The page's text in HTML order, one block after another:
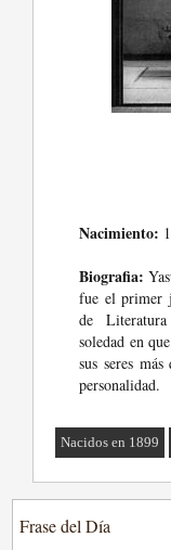
Nacimiento:
Biografia:
fue el primer
de
soledad en
sus seres
personalidad.
Nacidos en 1899
Frase del Día